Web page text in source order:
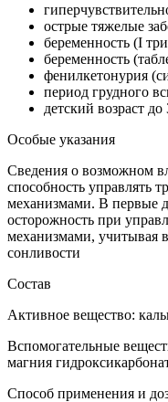
острые тяжелые
беременность (I
беременность
фенилкетонурия
период грудного
детский возраст до
Особые указания
Сведения о возможном
способность управлять
механизмами. В первые
осторожность при
механизмами, учитывая
сонливости
Состав
Активное вещество:
Вспомогательные
магния
Способ применения и